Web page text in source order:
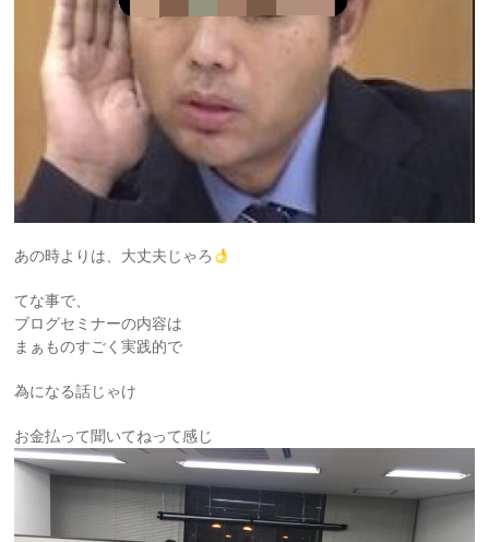
あの時よりは、大丈夫じゃろ
てな事で、
ブログセミナーの内容は
まぁものすごく実践的で
為になる話じゃけ
お金払って聞いてねって感じ